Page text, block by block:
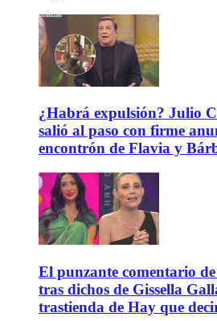
¿Habrá expulsión? Julio
salió al paso con firme
encontrón de Flavia y
El punzante comentario
tras dichos de Gissella
trastienda de Hay que